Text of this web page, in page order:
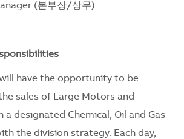
(본부장/상무)
have the opportunity to be
sales of Large Motors and
a designated Chemical, Oil and Gas
the division strategy. Each day,